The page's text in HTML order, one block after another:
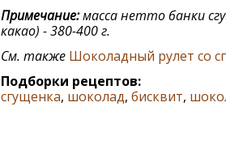
Примечание:масса нетто банки
какао) - 380-400 г.
См. также Шоколадный рулет со
Подборки рецептов:
сгущенка, шоколад, бисквит,